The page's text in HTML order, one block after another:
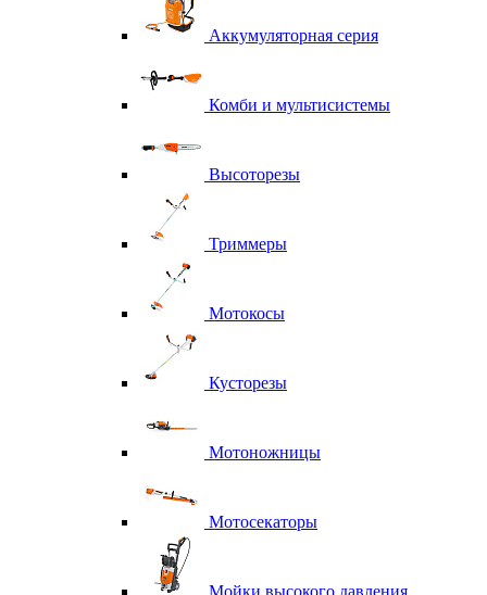
Аккумуляторная серия
Комби и мультисистемы
Высоторезы
Триммеры
Мотокосы
Кусторезы
Мотоножницы
Мотосекаторы
Мойки высокого давления